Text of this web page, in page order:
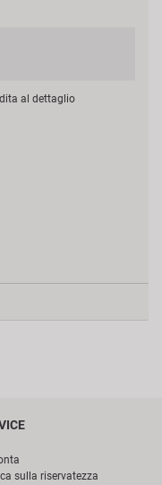
al dettaglio
sulla riservatezza